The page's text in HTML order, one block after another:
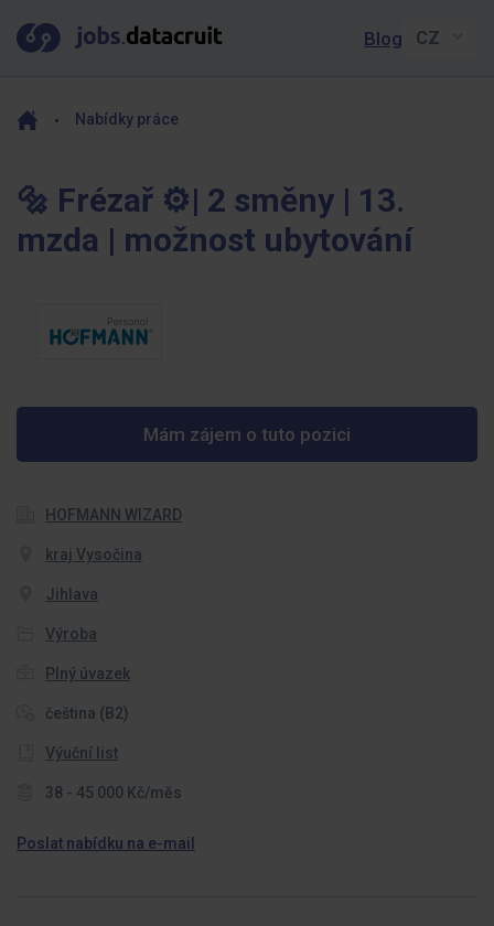
Blog
Nabídky práce
🔩 Frézař ⚙️| 2 směny | 13.
mzda | možnost ubytování
Mám zájem o tuto pozici
HOFMANN WIZARD
kraj Vysočina
Jihlava
Výroba
Plný úvazek
čeština (B2)
Výuční list
38 - 45 000 Kč/měs
Poslat nabídku na e-mail